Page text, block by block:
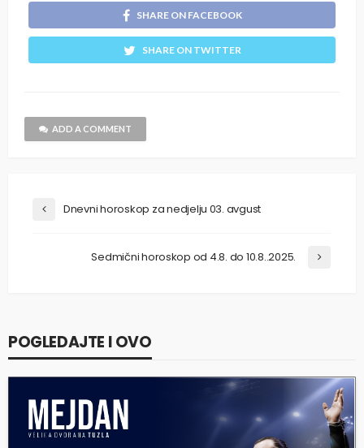
SHARE ON FACEBOOK
SHARE ON TWITTER
ADD A COMMENT
Dnevni horoskop za nedjelju 03. avgust
Sedmični horoskop od 4.8. do 10.8..2025.
POGLEDAJTE I OVO